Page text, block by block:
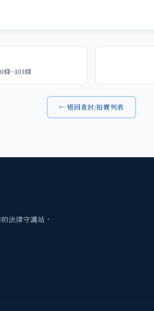
條~103條
← 返回查封/拍賣列表
法律守護站，